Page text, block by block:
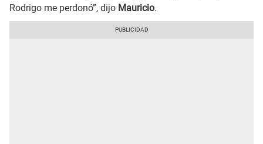
Rodrigo me perdonó”, dijo Mauricio.